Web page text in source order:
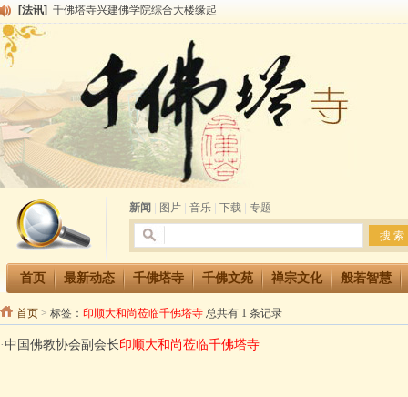
[法讯] 千佛塔寺兴建佛学院综合大楼缘起
[法讯]
千佛塔寺阅藏堂周末阅藏报名通知
清明节祭祖报恩地藏法会
[法讯]
本寺方丈上明下慧尼和尚开讲《六祖坛经》
[法讯] 2015-3-26师父于法堂对大众的开示
[法讯]
广东千佛塔寺云门佛学院女众部 2016年招生简章
[法讯]
恭请海涛法师莅临千佛塔寺弘法
[法讯]
2014年七月大法会 祈福息灾地藏七 冥阳两利普渡群蒙盂兰盆
[法讯] 千佛塔寺云门佛学院女众部2014年招生简章
新闻
图片 音乐 下载 专题
首页 最新动态 千佛塔寺 千佛文苑 禅宗文化 般若智慧
首页 > 标签： 印顺大和尚莅临千佛塔寺 总共有 1 条记录
·中国佛教协会副会长印顺大和尚莅临千佛塔寺